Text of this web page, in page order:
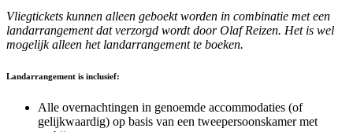
Vliegtickets kunnen alleen geboekt worden in combinatie met een
landarrangement dat verzorgd wordt door Olaf Reizen. Het is wel
mogelijk alleen het landarrangement te boeken.
Landarrangement is inclusief:
Alle overnachtingen in genoemde accommodaties (of
gelijkwaardig) op basis van een tweepersoonskamer met